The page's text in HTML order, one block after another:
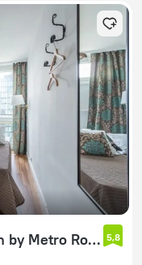
UNIT Warszawa Centrum Room by Metro Rondo ONZ 5,8